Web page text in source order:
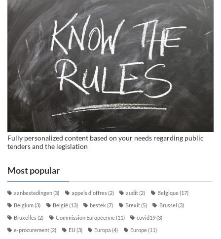
Fully personalized content based on your needs regarding public
tenders and the legislation
Most popular
aanbestedingen(3) appels d'offres(2) audit(2) Belgique(17)
Belgium(3) België(13) bestek (7) Brexit(5) Brussel (3)
Bruxelles(2) Commission Européenne(11) covid19(3)
e-procurement(2) EU(3) Europa (4) Europe(11)